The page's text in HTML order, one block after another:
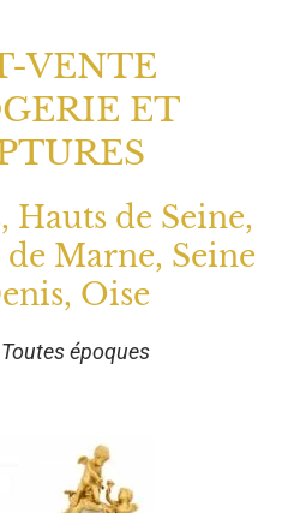
VENTE
ET
Hauts de Seine,
Marne, Seine
Oise
époques